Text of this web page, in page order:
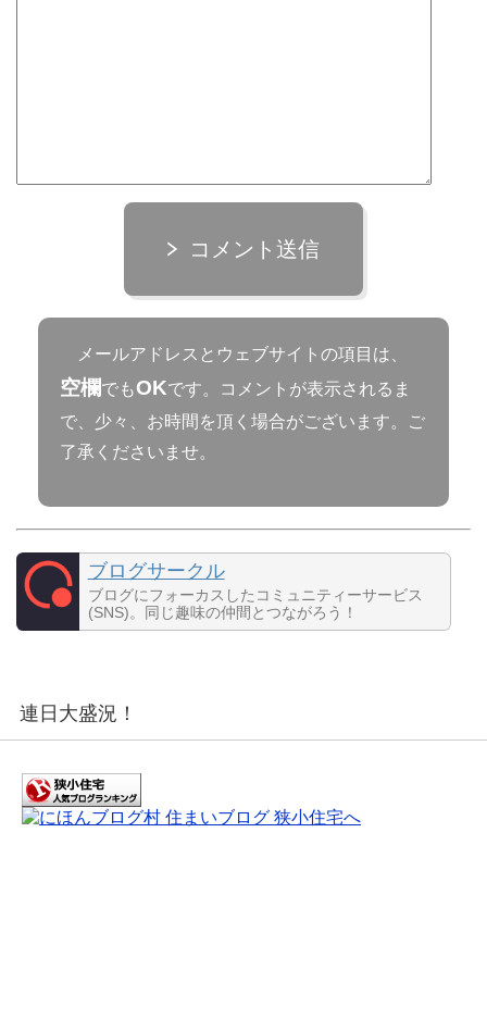
コメント送信
メールアドレスとウェブサイトの項目は、
空欄でもOKです。コメントが表示されるま
で、少々、お時間を頂く場合がございます。ご
了承くださいませ。
ブログサークル
ブログにフォーカスしたコミュニティーサービス
(SNS)。同じ趣味の仲間とつながろう！
連日大盛況！